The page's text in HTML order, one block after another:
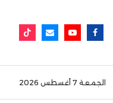
الجمعة 7 أغسطس 2026